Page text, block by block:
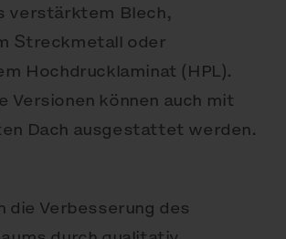
verstärktem Blech,
Streckmetall oder
Hochdrucklaminat (HPL).
Versionen können auch mit
Dach ausgestattet werden.
die Verbesserung des